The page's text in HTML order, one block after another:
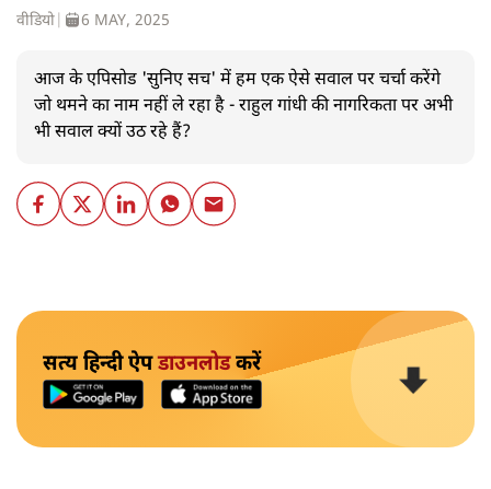
वीडियो 6 MAY, 2025
आज के एपिसोड 'सुनिए सच' में हम एक ऐसे सवाल पर चर्चा करेंगे
जो थमने का नाम नहीं ले रहा है - राहुल गांधी की नागरिकता पर अभी
भी सवाल क्यों उठ रहे हैं?
सत्य हिन्दी ऐपडाउनलोडकरें